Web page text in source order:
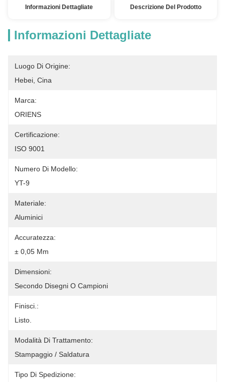
Informazioni Dettagliate Descrizione Del Prodotto
Informazioni Dettagliate
Luogo Di Origine:
Hebei, Cina
Marca:
ORIENS
Certificazione:
ISO 9001
Numero Di Modello:
YT-9
Materiale:
Aluminici
Accuratezza:
± 0,05 Mm
Dimensioni:
Secondo Disegni O Campioni
Finisci.:
Listo.
Modalità Di Trattamento:
Stampaggio / Saldatura
Tipo Di Spedizione: